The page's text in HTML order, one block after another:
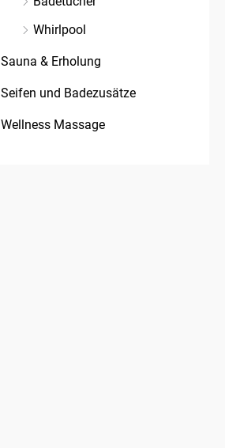
Whirlpool
Sauna & Erholung
Seifen und Badezusätze
Wellness Massage